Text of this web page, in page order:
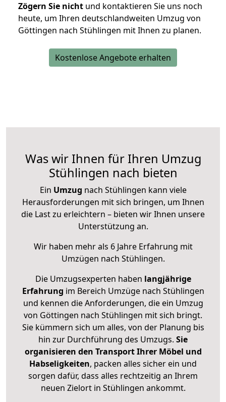
Zögern Sie nicht und kontaktieren Sie uns noch
heute, um Ihren deutschlandweiten Umzug von
Göttingen nach Stühlingen mit Ihnen zu planen.
Kostenlose Angebote erhalten
Was wir Ihnen für Ihren Umzug
Stühlingen nach bieten
Ein Umzug nach Stühlingen kann viele
Herausforderungen mit sich bringen, um Ihnen
die Last zu erleichtern – bieten wir Ihnen unsere
Unterstützung an.
Wir haben mehr als 6 Jahre Erfahrung mit
Umzügen nach Stühlingen.
Die Umzugsexperten haben langjährige
Erfahrung im Bereich Umzüge nach Stühlingen
und kennen die Anforderungen, die ein Umzug
von Göttingen nach Stühlingen mit sich bringt.
Sie kümmern sich um alles, von der Planung bis
hin zur Durchführung des Umzugs. Sie
organisieren den Transport Ihrer Möbel und
Habseligkeiten, packen alles sicher ein und
sorgen dafür, dass alles rechtzeitig an Ihrem
neuen Zielort in Stühlingen ankommt.